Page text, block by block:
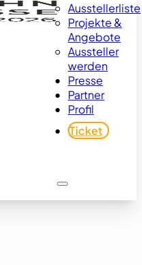
Ausstellerliste
Projekte &
Angebote
Aussteller
werden
Presse
Partner
Profil
Ticket